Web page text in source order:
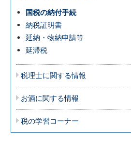
国税の納付手続
納税証明書
延納・物納申請等
延滞税
税理士に関する情報
お酒に関する情報
税の学習コーナー